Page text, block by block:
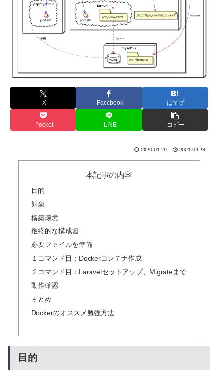
X Facebook はてブ
Pocket LINE コピー
2020.01.29 2021.04.28
本記事の内容
目的
対象
構築環境
最終的な構成図
必要ファイルを準備
１コマンド目：Dockerコンテナ作成
２コマンド目：Laravelセットアップ、Migrateまで
動作確認
まとめ
Dockerのオススメ勉強方法
目的